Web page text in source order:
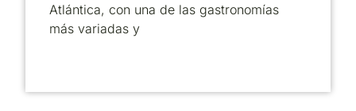
Atlántica, con una de las gastronomías
más variadas y